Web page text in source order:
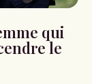
qui
le